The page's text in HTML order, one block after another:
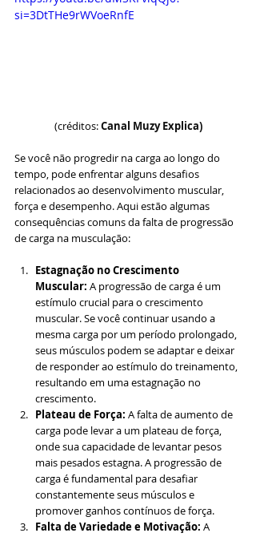
si=3DtTHe9rWVoeRnfE
(créditos: Canal Muzy Explica)
Se você não progredir na carga ao longo do
tempo, pode enfrentar alguns desafios
relacionados ao desenvolvimento muscular,
força e desempenho. Aqui estão algumas
consequências comuns da falta de progressão
de carga na musculação:
Estagnação no Crescimento
Muscular: A progressão de carga é um
estímulo crucial para o crescimento
muscular. Se você continuar usando a
mesma carga por um período prolongado,
seus músculos podem se adaptar e deixar
de responder ao estímulo do treinamento,
resultando em uma estagnação no
crescimento.
Plateau de Força: A falta de aumento de
carga pode levar a um plateau de força,
onde sua capacidade de levantar pesos
mais pesados estagna. A progressão de
carga é fundamental para desafiar
constantemente seus músculos e
promover ganhos contínuos de força.
Falta de Variedade e Motivação: A